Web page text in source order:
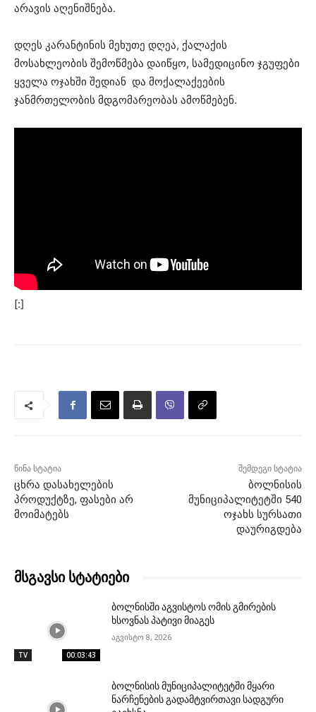
არავის აღენიშნება.
დღეს კარანტინის მეხუთე დღეა, ქალაქის
მოსახლეობის შემოწმება დაიწყო, სამედიცინო ჯგუფები
ყველა ოჯახში შედიან და მოქალაქეების
ჯანმრთელობის მდგომარეობას ამოწმებენ.
[:]
წინა სტატია
ცხრა დასახელების
პროდუქტზე, ფასები არ
მოიმატებს
შემდეგი სტატია
ბოლნისის
მუნიციპალიტეტში 540
ოჯახს სურსათი
დაურიგდება
მსგავსი სტატიები
TV 00:03:43
ბოლნისში აგვისტოს ომის გმირების
ხსოვნას პატივი მიაგეს
აგვისტო 8, 2026
ბოლნისის მუნიციპალიტეტში მყარი
ნარჩენების გადამტვირთავი სადგური